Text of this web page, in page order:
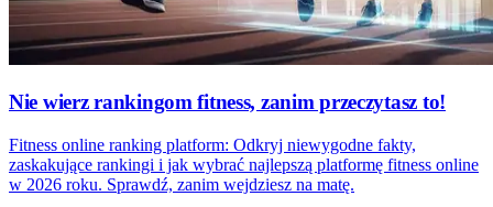
Nie wierz rankingom fitness, zanim przeczytasz to!
Fitness online ranking platform: Odkryj niewygodne fakty,
zaskakujące rankingi i jak wybrać najlepszą platformę fitness online
w 2026 roku. Sprawdź, zanim wejdziesz na matę.